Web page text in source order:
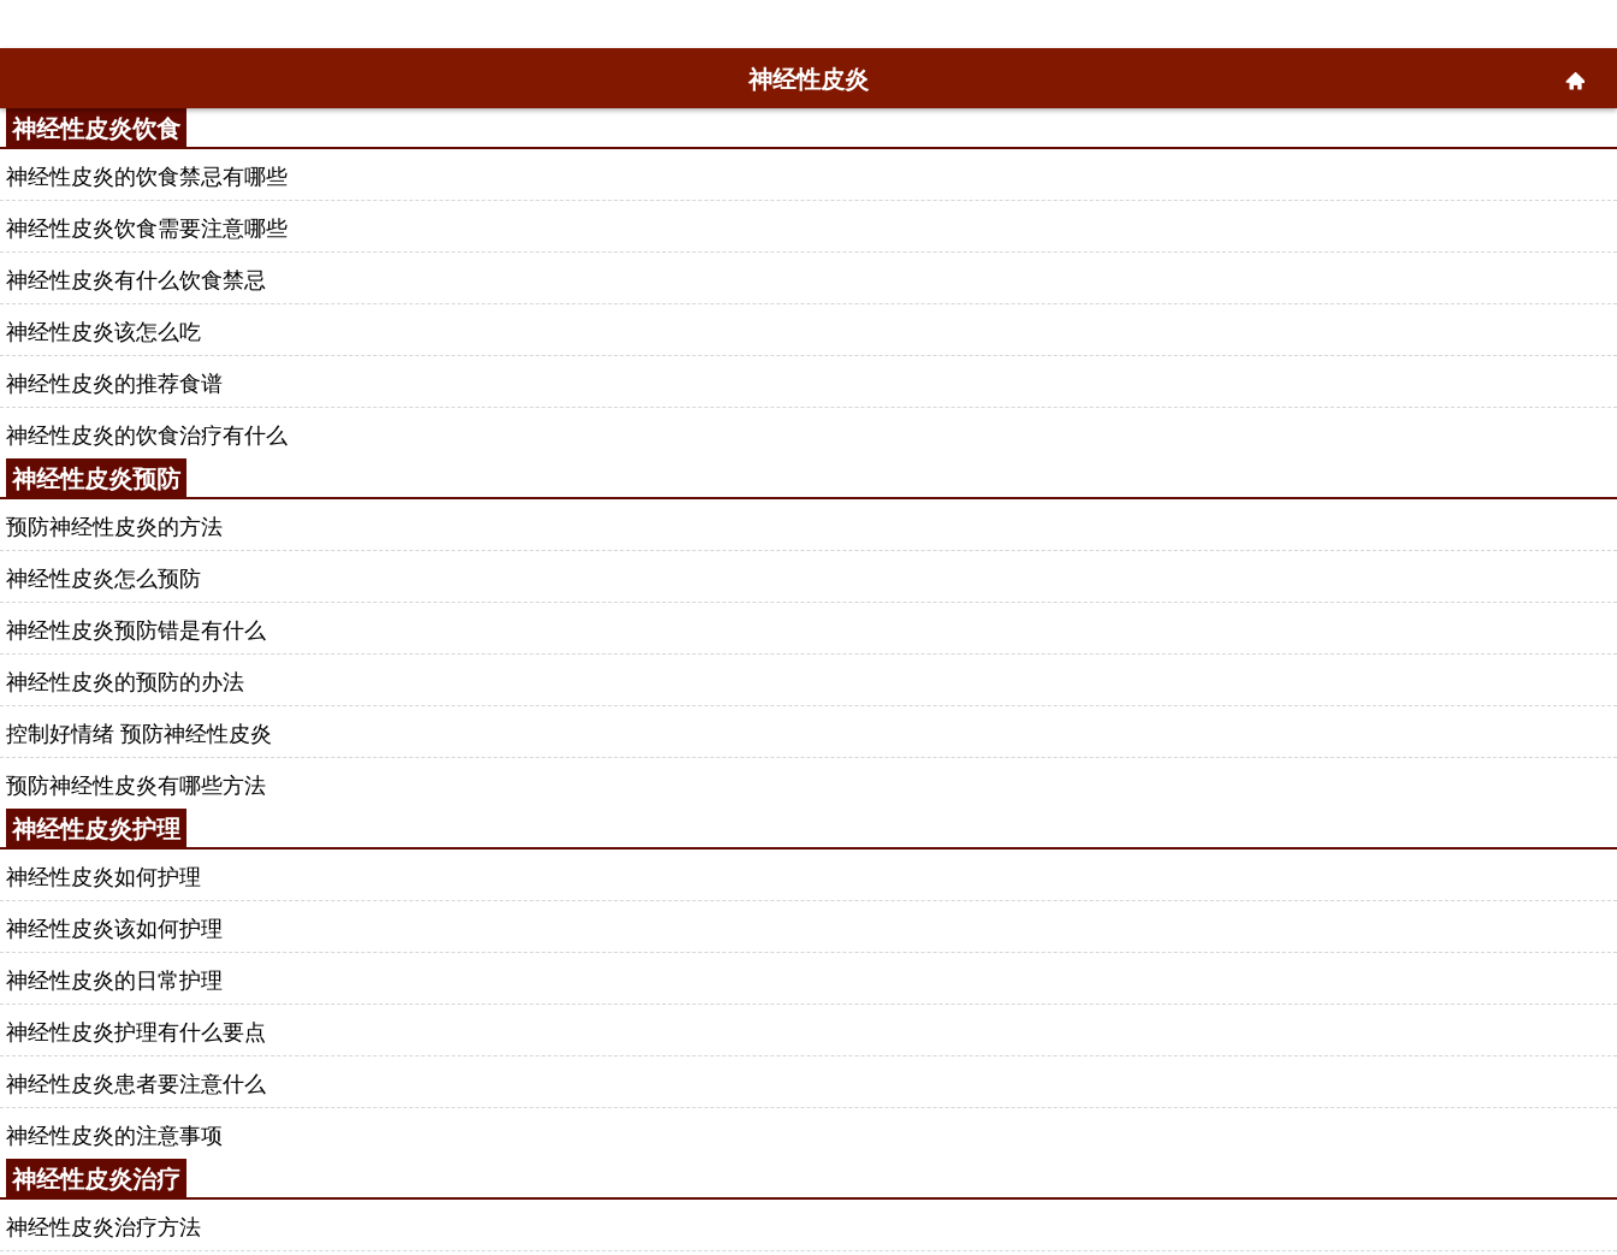
神经性皮炎
神经性皮炎饮食
神经性皮炎的饮食禁忌有哪些
神经性皮炎饮食需要注意哪些
神经性皮炎有什么饮食禁忌
神经性皮炎该怎么吃
神经性皮炎的推荐食谱
神经性皮炎的饮食治疗有什么
神经性皮炎预防
预防神经性皮炎的方法
神经性皮炎怎么预防
神经性皮炎预防错是有什么
神经性皮炎的预防的办法
控制好情绪 预防神经性皮炎
预防神经性皮炎有哪些方法
神经性皮炎护理
神经性皮炎如何护理
神经性皮炎该如何护理
神经性皮炎的日常护理
神经性皮炎护理有什么要点
神经性皮炎患者要注意什么
神经性皮炎的注意事项
神经性皮炎治疗
神经性皮炎治疗方法